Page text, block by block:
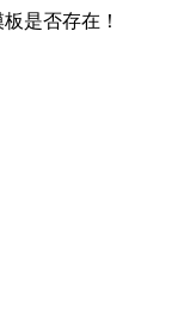
是否存在！